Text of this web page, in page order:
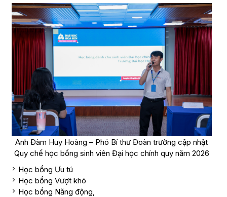
Anh Đàm Huy Hoàng – Phó Bí thư Đoàn trường cập nhật
Quy chế học bổng sinh viên Đại học chính quy năm 2026
Học bổng Ưu tú
Học bổng Vượt khó
Học bổng Năng động,